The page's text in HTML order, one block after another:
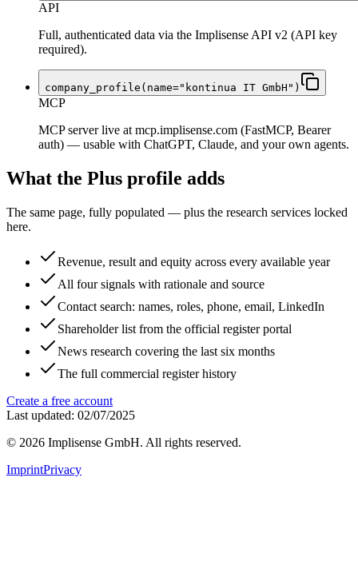
API
Full, authenticated data via the Implisense API v2 (API key
required).
company_profile(name="kontinua IT GmbH")
MCP
MCP server live at mcp.implisense.com (FastMCP, Bearer
auth) — usable with ChatGPT, Claude, and your own agents.
What the Plus profile adds
The same page, fully populated — plus the research services locked
here.
Revenue, result and equity across every available year
All four signals with rationale and source
Contact search: names, roles, phone, email, LinkedIn
Shareholder list from the official register portal
News research covering the last six months
The full commercial register history
Create a free account
Last updated: 02/07/2025
© 2026 Implisense GmbH. All rights reserved.
ImprintPrivacy